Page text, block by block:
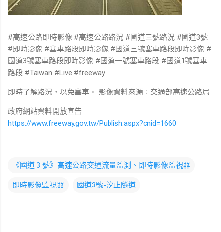
#高速公路即時影像 #高速公路路況 #國道三號路況 #國道3號
#即時影像 #塞車路段即時影像 #國道三號塞車路段即時影像 #
國道3號塞車路段即時影像 #國道一號塞車路段 #國道1號塞車
路段 #Taiwan #Live #freeway
即時了解路況，以免塞車。 影像資料來源：交通部高速公路局
政府網站資料開放宣告
https://www.freeway.gov.tw/Publish.aspx?cnid=1660
《國道 3 號》高速公路交通流量監測、即時影像監視器
即時影像監視器 國道3號-汐止隧道